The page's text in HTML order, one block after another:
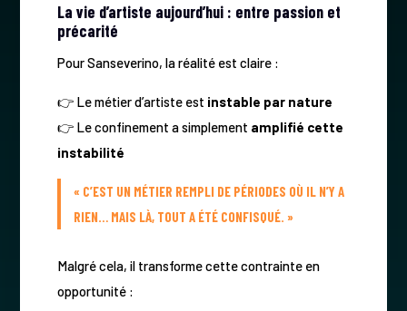
La vie d’artiste aujourd’hui : entre passion et
précarité
Pour Sanseverino, la réalité est claire :
👉 Le métier d’artiste est instable par nature
👉 Le confinement a simplement amplifié cette
instabilité
« C’EST UN MÉTIER REMPLI DE PÉRIODES OÙ IL N’Y A
RIEN… MAIS LÀ, TOUT A ÉTÉ CONFISQUÉ. »
Malgré cela, il transforme cette contrainte en
opportunité :